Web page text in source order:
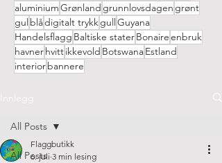
aluminiumGrønland grunnlovsdagen grønt
gul blådigitalt trykkgullGuyana
Handelsflagg Baltiske staterBonaireenbruk
havnerhvittikkevold BotswanaEstland
interiorbannere
All Posts
All Posts
Flaggbutikk
6. juli 3 min lesing